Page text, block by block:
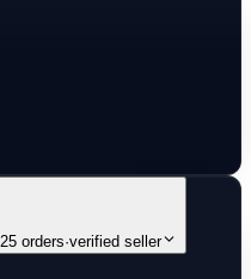
25 orders·verified seller